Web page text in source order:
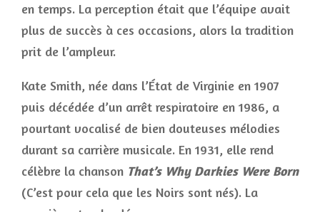
en temps. La perception était que l’équipe avait
plus de succès à ces occasions, alors la tradition
prit de l’ampleur.
Kate Smith, née dans l’État de Virginie en 1907
puis décédée d’un arrêt respiratoire en 1986, a
pourtant vocalisé de bien douteuses mélodies
durant sa carrière musicale. En 1931, elle rend
célèbre la chanson That’s Why Darkies Were Born
(C’est pour cela que les Noirs sont nés). La